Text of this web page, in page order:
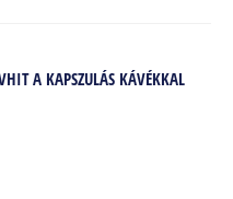
A KAPSZULÁS KÁVÉKKAL